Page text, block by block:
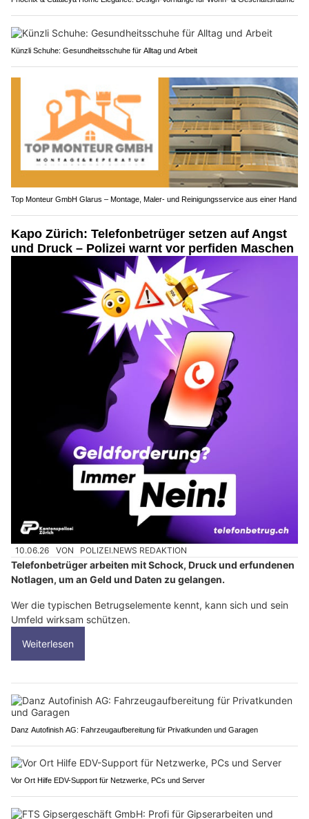
Künzli Schuhe: Gesundheitsschuhe für Alltag und Arbeit
Top Monteur GmbH Glarus – Montage, Maler- und Reinigungsservice aus einer Hand
Kapo Zürich: Telefonbetrüger setzen auf Angst
und Druck – Polizei warnt vor perfiden Maschen
10.06.26 VON POLIZEI.NEWS REDAKTION
Telefonbetrüger arbeiten mit Schock, Druck und erfundenen
Notlagen, um an Geld und Daten zu gelangen.
Wer die typischen Betrugselemente kennt, kann sich und sein
Umfeld wirksam schützen.
Weiterlesen
Danz Autofinish AG: Fahrzeugaufbereitung für Privatkunden und Garagen
Vor Ort Hilfe EDV-Support für Netzwerke, PCs und Server